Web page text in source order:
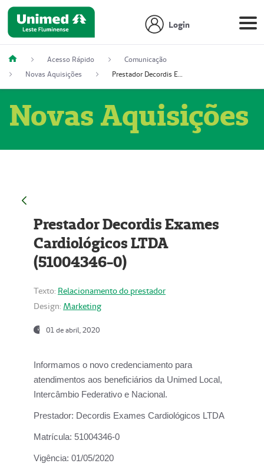
Login
Acesso Rápido
Comunicação
Novas Aquisições
Prestador Decordis Exames Cardiológicos LTDA (51004346-0)
Novas Aquisições
Prestador Decordis Exames
Cardiológicos LTDA
(51004346-0)
Texto: Relacionamento do prestador
Design: Marketing
01 de abril, 2020
Informamos o novo credenciamento para
atendimentos aos beneficiários da Unimed Local,
Intercâmbio Federativo e Nacional.
Prestador: Decordis Exames Cardiológicos LTDA
Matrícula: 51004346-0
Vigência: 01/05/2020